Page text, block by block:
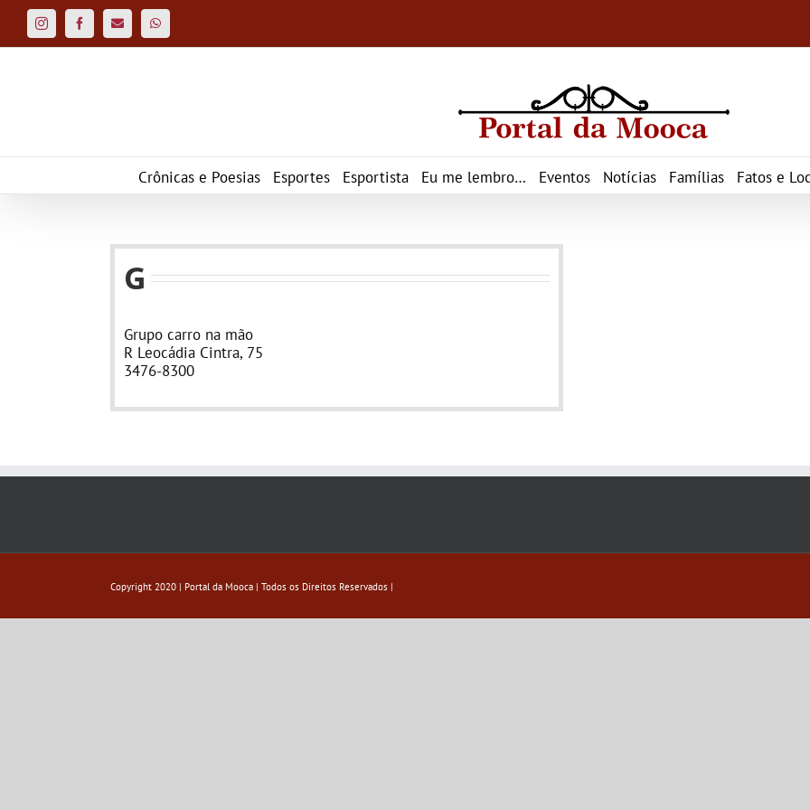
o
InstagramFacebookCustomWhatsApp
Crônicas e Poesias Esportes Esportista Eu me lembro… Eventos Notícias Famílias Fatos e
G
Grupo carro na mão
R Leocádia Cintra, 75
3476-8300
Copyright 2020 | Portal da Mooca | Todos os Direitos Reservados |